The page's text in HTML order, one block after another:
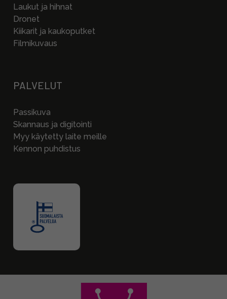
Laukut ja hihnat
Dronet
Kiikarit ja kaukoputket
Filmikuvaus
PALVELUT
Passikuva
Skannaus ja digitointi
Myy käytetty laite meille
Kennon puhdistus